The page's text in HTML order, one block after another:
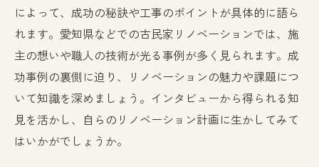
によって、成功の秘訣や工事のポイントが具体的に語ら
れます。愛知県などでの古民家リノベーションでは、施
主の想いや職人の技術が光る事例が多く見られます。成
功事例の裏側に迫り、リノベーションの魅力や課題につ
いて知識を深めましょう。インタビューから得られる知
見を活かし、自らのリノベーション計画に生かしてみて
はいかがでしょうか。